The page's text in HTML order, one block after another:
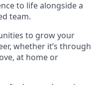
to life alongside a
team.
to grow your
whether it’s through
at home or